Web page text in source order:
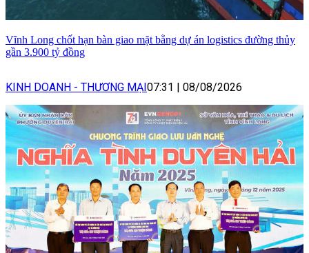
Vĩnh Long chốt hạn bàn giao mặt bằng dự án logistics đường thủy
gần 3.900 tỷ đồng
KINH DOANH - THƯƠNG MẠI 07:31 08/08/2026